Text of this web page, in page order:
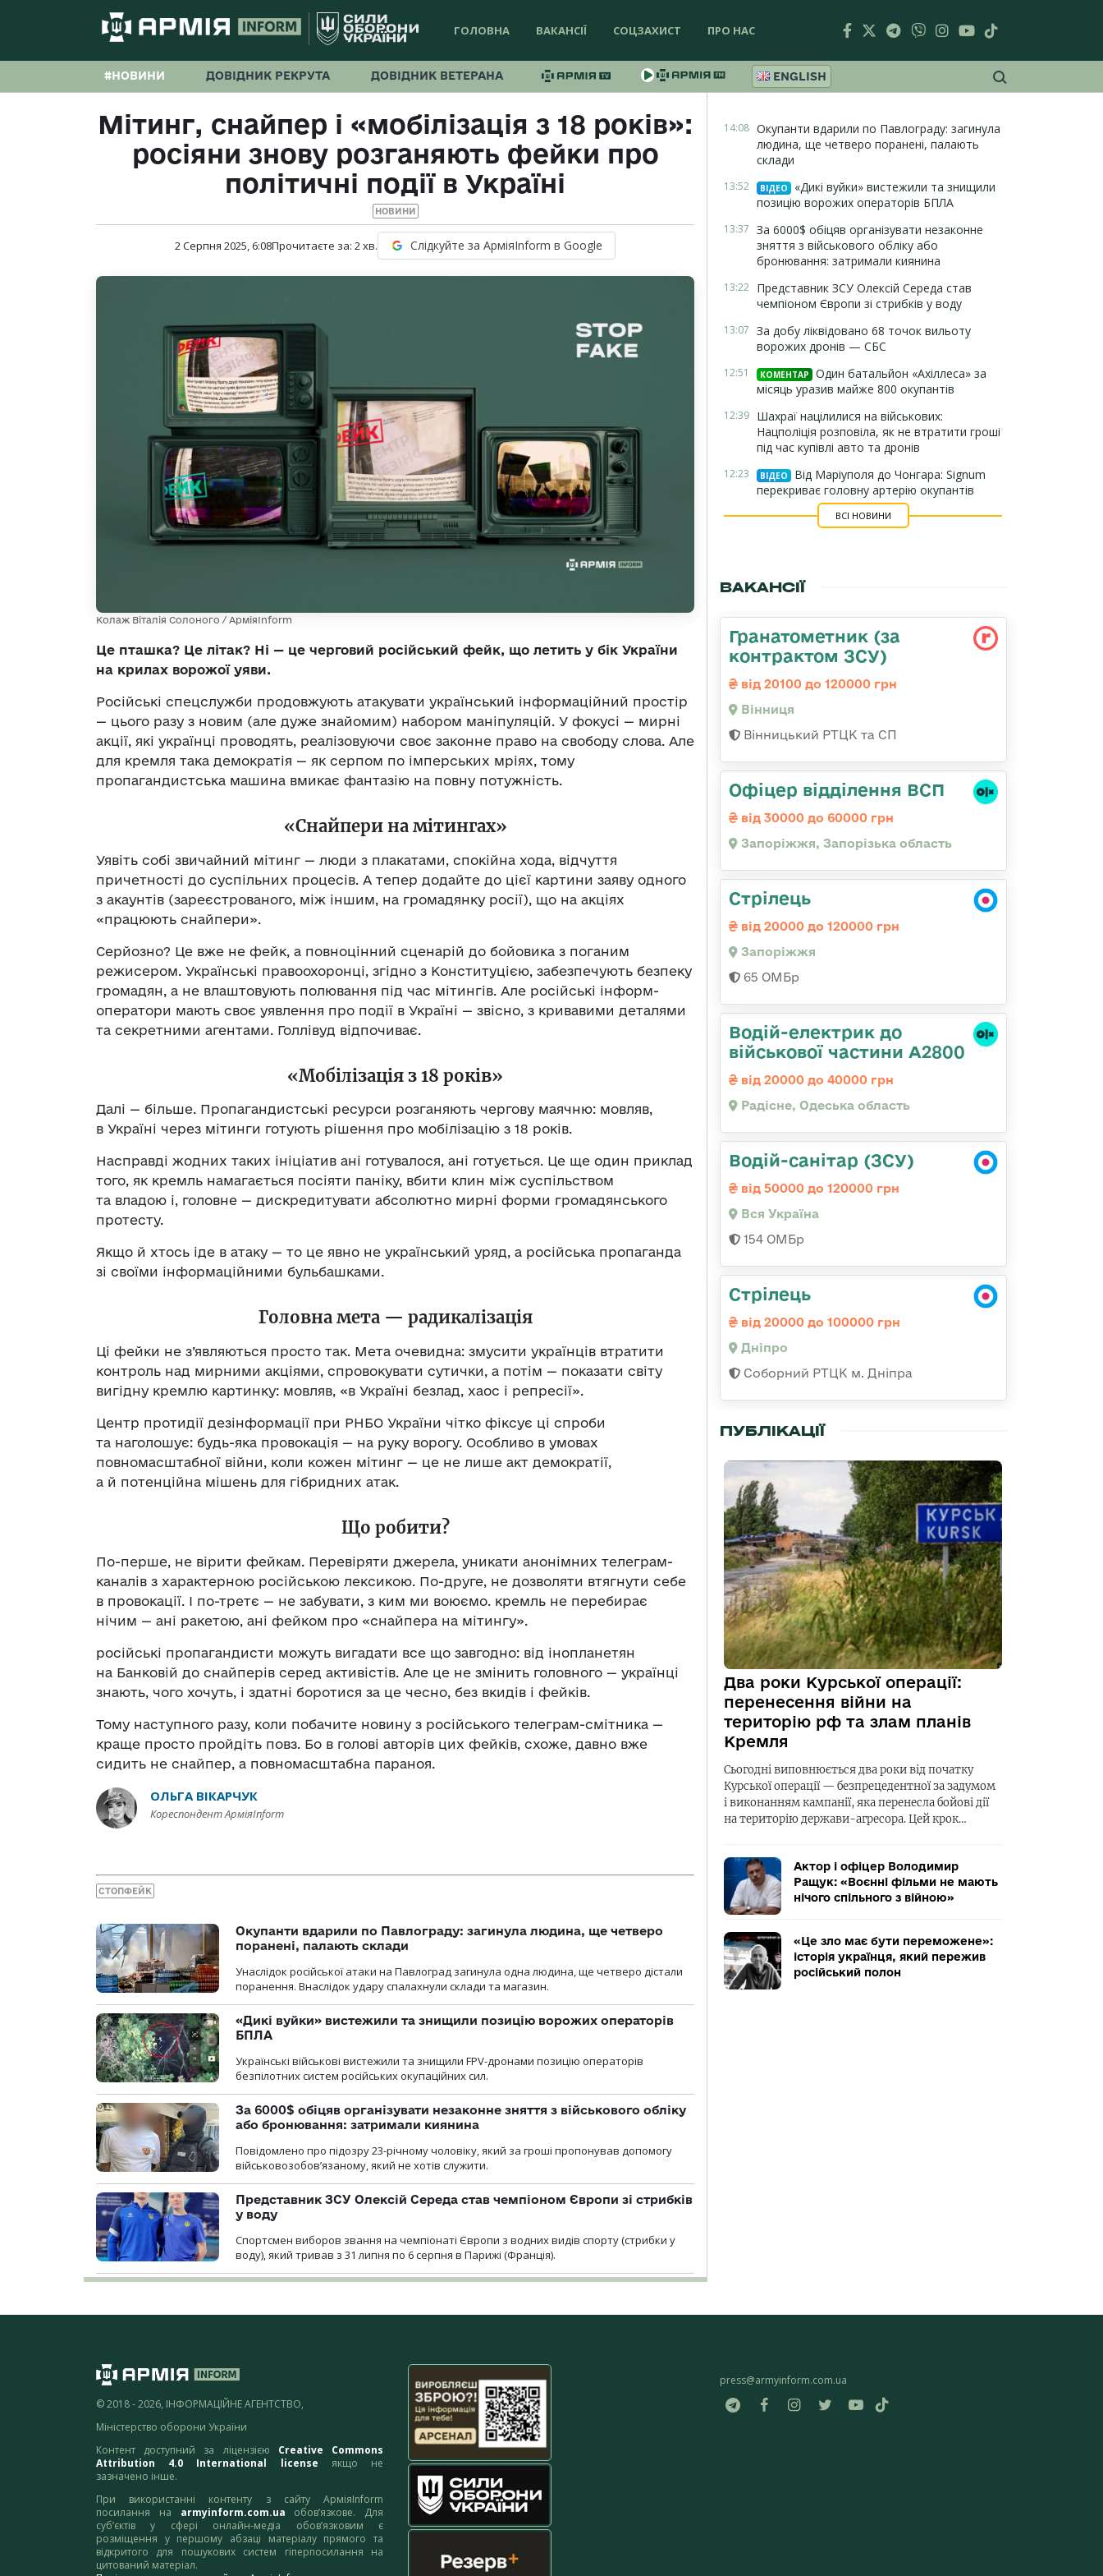
ГОЛОВНА ВАКАНСІЇ СОЦЗАХИСТ ПРО НАС
#НОВИНИ ДОВІДНИК РЕКРУТА ДОВІДНИК ВЕТЕРАНА ENGLISH
Мітинг, снайпер і «мобілізація з 18 років»:
росіяни знову розганяють фейки про
політичні події в Україні
НОВИНИ
2 Серпня 2025, 6:08Прочитаєте за: 2хв. Слідкуйте за АрміяInform в Google
Колаж Віталія Солоного / АрміяInform
Це пташка? Це літак? Ні — це черговий російський фейк, що летить у бік України
на крилах ворожої уяви.
Російські спецслужби продовжують атакувати український інформаційний простір
— цього разу з новим (але дуже знайомим) набором маніпуляцій. У фокусі — мирні
акції, які українці проводять, реалізовуючи своє законне право на свободу слова. Але
для кремля така демократія — як серпом по імперських мріях, тому
пропагандистська машина вмикає фантазію на повну потужність.
«Снайпери на мітингах»
Уявіть собі звичайний мітинг — люди з плакатами, спокійна хода, відчуття
причетності до суспільних процесів. А тепер додайте до цієї картини заяву одного
з акаунтів (зареєстрованого, між іншим, на громадянку росії), що на акціях
«працюють снайпери».
Серйозно? Це вже не фейк, а повноцінний сценарій до бойовика з поганим
режисером. Українські правоохоронці, згідно з Конституцією, забезпечують безпеку
громадян, а не влаштовують полювання під час мітингів. Але російські інформ-
оператори мають своє уявлення про події в Україні — звісно, з кривавими деталями
та секретними агентами. Голлівуд відпочиває.
«Мобілізація з 18 років»
Далі — більше. Пропагандистські ресурси розганяють чергову маячню: мовляв,
в Україні через мітинги готують рішення про мобілізацію з 18 років.
Насправді жодних таких ініціатив ані готувалося, ані готується. Це ще один приклад
того, як кремль намагається посіяти паніку, вбити клин між суспільством
та владою і, головне — дискредитувати абсолютно мирні форми громадянського
протесту.
Якщо й хтось іде в атаку — то це явно не український уряд, а російська пропаганда
зі своїми інформаційними бульбашками.
Головна мета — радикалізація
Ці фейки не з’являються просто так. Мета очевидна: змусити українців втратити
контроль над мирними акціями, спровокувати сутички, а потім — показати світу
вигідну кремлю картинку: мовляв, «в Україні безлад, хаос і репресії».
Центр протидії дезінформації при РНБО України чітко фіксує ці спроби
та наголошує: будь-яка провокація — на руку ворогу. Особливо в умовах
повномасштабної війни, коли кожен мітинг — це не лише акт демократії,
а й потенційна мішень для гібридних атак.
Що робити?
По-перше, не вірити фейкам. Перевіряти джерела, уникати анонімних телеграм-
каналів з характерною російською лексикою. По-друге, не дозволяти втягнути себе
в провокації. І по-третє — не забувати, з ким ми воюємо. кремль не перебирає
нічим — ані ракетою, ані фейком про «снайпера на мітингу».
російські пропагандисти можуть вигадати все що завгодно: від інопланетян
на Банковій до снайперів серед активістів. Але це не змінить головного — українці
знають, чого хочуть, і здатні боротися за це чесно, без вкидів і фейків.
Тому наступного разу, коли побачите новину з російського телеграм-смітника —
краще просто пройдіть повз. Бо в голові авторів цих фейків, схоже, давно вже
сидить не снайпер, а повномасштабна параноя.
ОЛЬГА ВІКАРЧУК
Кореспондент АрміяInform
СТОПФЕЙК
Окупанти вдарили по Павлограду: загинула людина, ще четверо
поранені, палають склади
Унаслідок російської атаки на Павлоград загинула одна людина, ще четверо дістали
поранення. Внаслідок удару спалахнули склади та магазин.
«Дикі вуйки» вистежили та знищили позицію ворожих операторів
БПЛА
Українські військові вистежили та знищили FPV-дронами позицію операторів
безпілотних систем російських окупаційних сил.
За 6000$ обіцяв організувати незаконне зняття з військового обліку
або бронювання: затримали киянина
Повідомлено про підозру 23-річному чоловіку, який за гроші пропонував допомогу
військовозобов’язаному, який не хотів служити.
Представник ЗСУ Олексій Середа став чемпіоном Європи зі стрибків
у воду
Спортсмен виборов звання на чемпіонаті Європи з водних видів спорту (стрибки у
воду), який тривав з 31 липня по 6 серпня в Парижі (Франція).
14:08 Окупанти вдарили по Павлограду: загинула
людина, ще четверо поранені, палають
склади
13:52 ВІДЕО
«Дикі вуйки» вистежили та знищили
позицію ворожих операторів БПЛА
13:37 За 6000$ обіцяв організувати незаконне
зняття з військового обліку або
бронювання: затримали киянина
13:22 Представник ЗСУ Олексій Середа став
чемпіоном Європи зі стрибків у воду
13:07 За добу ліквідовано 68 точок вильоту
ворожих дронів — СБС
12:51 КОМЕНТАР
Один батальйон «Ахіллеса» за
місяць уразив майже 800 окупантів
12:39 Шахраї націлилися на військових:
Нацполіція розповіла, як не втратити гроші
під час купівлі авто та дронів
12:23 ВІДЕО
Від Маріуполя до Чонгара: Signum
перекриває головну артерію окупантів
ВСІ НОВИНИ
ВАКАНСІЇ
Гранатометник (за
контрактом ЗСУ)
від 20100 до 120000 грн
Вінниця
Вінницький РТЦК та СП
Офіцер відділення ВСП
від 30000 до 60000 грн
Запоріжжя, Запорізька область
Стрілець
від 20000 до 120000 грн
Запоріжжя
65 ОМБр
Водій-електрик до
військової частини А2800
від 20000 до 40000 грн
Радісне, Одеська область
Водій-санітар (ЗСУ)
від 50000 до 120000 грн
Вся Україна
154 ОМБр
Стрілець
від 20000 до 100000 грн
Дніпро
Соборний РТЦК м. Дніпра
ПУБЛІКАЦІЇ
Два роки Курської операції:
перенесення війни на
територію рф та злам планів
Кремля
Сьогодні виповнюється два роки від початку
Курської операції — безпрецедентної за задумом
і виконанням кампанії, яка перенесла бойові дії
на територію держави-агресора. Цей крок…
Актор і офіцер Володимир
Ращук: «Воєнні фільми не мають
нічого спільного з війною»
«Це зло має бути переможене»:
історія українця, який пережив
російський полон
© 2018 - 2026, ІНФОРМАЦІЙНЕ АГЕНТСТВО,
Міністерство оборони України
Контент доступний за ліцензією Creative Commons
Attribution 4.0 International license якщо не
зазначено інше.
При використанні контенту з сайту АрміяInform
посилання на armyinform.com.ua обов’язкове. Для
суб’єктів у сфері онлайн-медіа обов’язковим є
розміщення у першому абзаці матеріалу прямого та
відкритого для пошукових систем гіперпосилання на
цитований матеріал.
press@armyinform.com.ua